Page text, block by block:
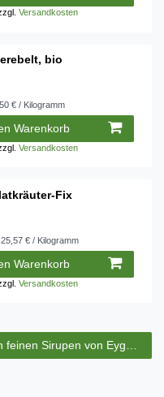
Versandkosten
bio
€ / Kilogramm
Warenkorb
Versandkosten
Fix
25,57 € / Kilogramm
Warenkorb
Versandkosten
🍹 Jetzt wird’s sommerlich: Mit den feinen Sirupen von Eyguebelle entstehen erfrischende Cocktails und köstliche Sommerdrinks.